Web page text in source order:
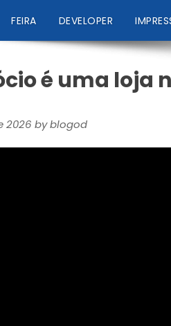
FEIRA DEVELOPER
é uma loja
2026 byblogod